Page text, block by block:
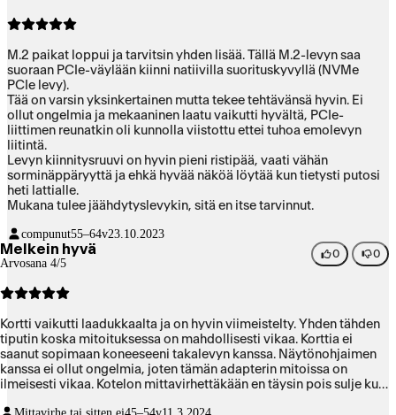
M.2 paikat loppui ja tarvitsin yhden lisää. Tällä M.2-levyn saa
suoraan PCIe-väylään kiinni natiivilla suorituskyvyllä (NVMe
PCIe levy).
Tää on varsin yksinkertainen mutta tekee tehtävänsä hyvin. Ei
ollut ongelmia ja mekaaninen laatu vaikutti hyvältä, PCIe-
liittimen reunatkin oli kunnolla viistottu ettei tuhoa emolevyn
liitintä.
Levyn kiinnitysruuvi on hyvin pieni ristipää, vaati vähän
sorminäppäryyttä ja ehkä hyvää näköä löytää kun tietysti putosi
heti lattialle.
Mukana tulee jäähdytyslevykin, sitä en itse tarvinnut.
compunut55–64v23.10.2023
Melkein hyvä
Arvosana 4/5
0 0
Kortti vaikutti laadukkaalta ja on hyvin viimeistelty. Yhden tähden
tiputin koska mitoituksessa on mahdollisesti vikaa. Korttia ei
saanut sopimaan koneeseeni takalevyn kanssa. Näytönohjaimen
kanssa ei ollut ongelmia, joten tämän adapterin mitoissa on
ilmeisesti vikaa. Kotelon mittavirhettäkään en täysin pois sulje kun